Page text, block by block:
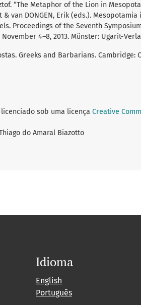
“The Metaphor of the Lion in
& van DONGEN, Erik (eds.).
Proceedings of the Seventh
4–8, 2013. Münster: Ugarit-
Greeks and Barbarians.
sob uma licença Creative
do Amaral Biazotto
Idioma
English
Português